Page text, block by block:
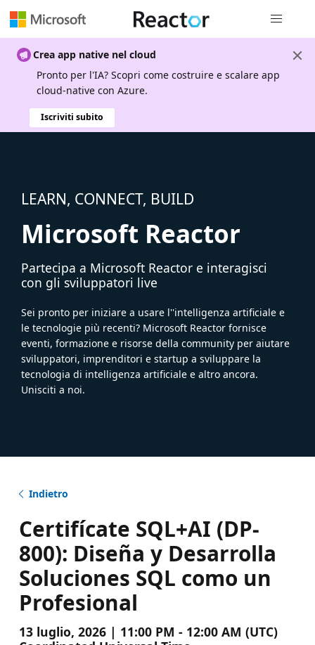
Crea app native nel cloud
Pronto per l'IA? Scopri come costruire e scalare app
cloud-native con Azure.
Iscriviti subito
LEARN, CONNECT, BUILD
Microsoft Reactor
Partecipa a Microsoft Reactor e interagisci
con gli sviluppatori live
Sei pronto per iniziare a usare l''intelligenza artificiale e
le tecnologie più recenti? Microsoft Reactor fornisce
eventi, formazione e risorse della community per aiutare
sviluppatori, imprenditori e startup a sviluppare la
tecnologia di intelligenza artificiale e altro ancora.
Unisciti a noi.
Indietro
Certifícate SQL+AI (DP-
800): Diseña y Desarrolla
Soluciones SQL como un
Profesional
13 luglio, 2026 | 11:00 PM - 12:00 AM (UTC)